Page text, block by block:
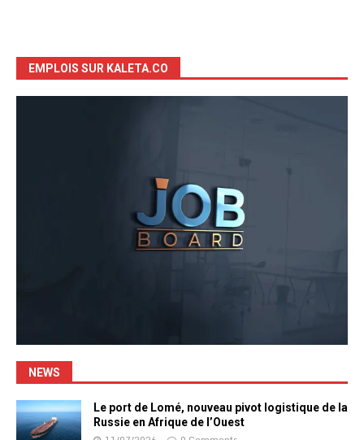
EMPLOIS SUR KALETA.CO
NEWS
Le port de Lomé, nouveau pivot logistique de la
Russie en Afrique de l’Ouest